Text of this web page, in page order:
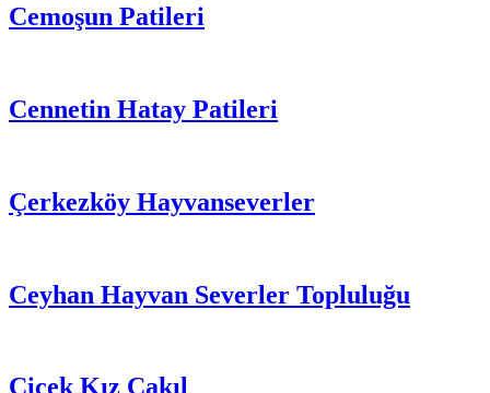
Cemoşun Patileri
Cennetin Hatay Patileri
Çerkezköy Hayvanseverler
Ceyhan Hayvan Severler Topluluğu
Çiçek Kız Çakıl